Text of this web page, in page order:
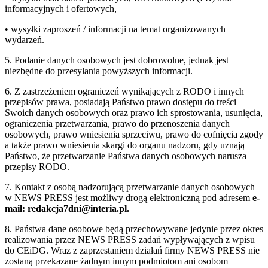
informacyjnych i ofertowych,
• wysyłki zaproszeń / informacji na temat organizowanych
wydarzeń.
5. Podanie danych osobowych jest dobrowolne, jednak jest
niezbędne do przesyłania powyższych informacji.
6. Z zastrzeżeniem ograniczeń wynikających z RODO i innych
przepisów prawa, posiadają Państwo prawo dostępu do treści
Swoich danych osobowych oraz prawo ich sprostowania, usunięcia,
ograniczenia przetwarzania, prawo do przenoszenia danych
osobowych, prawo wniesienia sprzeciwu, prawo do cofnięcia zgody
a także prawo wniesienia skargi do organu nadzoru, gdy uznają
Państwo, że przetwarzanie Państwa danych osobowych narusza
przepisy RODO.
7. Kontakt z osobą nadzorującą przetwarzanie danych osobowych
w NEWS PRESS jest możliwy drogą elektroniczną pod adresem e-
mail: redakcja7dni@interia.pl.
8. Państwa dane osobowe będą przechowywane jedynie przez okres
realizowania przez NEWS PRESS zadań wypływających z wpisu
do CEiDG. Wraz z zaprzestaniem działań firmy NEWS PRESS nie
zostaną przekazane żadnym innym podmiotom ani osobom